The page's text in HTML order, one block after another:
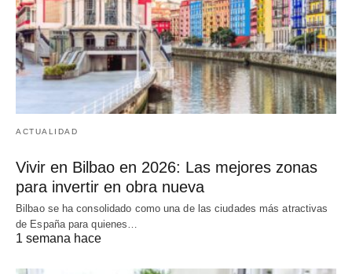
ACTUALIDAD
Vivir en Bilbao en 2026: Las mejores zonas
para invertir en obra nueva
Bilbao se ha consolidado como una de las ciudades más atractivas
de España para quienes…
1 semana hace